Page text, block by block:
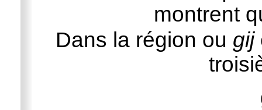
montrent
Dans la région ou gij